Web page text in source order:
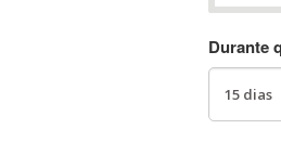
Ab Initio
Durante